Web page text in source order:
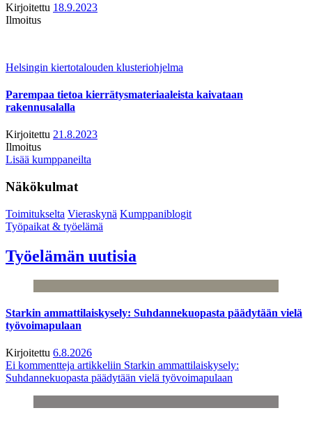
Kirjoitettu 18.9.2023
Ilmoitus
Helsingin kiertotalouden klusteriohjelma
Parempaa tietoa kierrätysmateriaaleista kaivataan
rakennusalalla
Kirjoitettu 21.8.2023
Ilmoitus
Lisää kumppaneilta
Näkökulmat
Toimitukselta Vieraskynä Kumppaniblogit
Työpaikat & työelämä
Työelämän uutisia
Starkin ammattilaiskysely: Suhdannekuopasta päädytään vielä
työvoimapulaan
Kirjoitettu 6.8.2026
Ei kommentteja artikkeliin Starkin ammattilaiskysely:
Suhdannekuopasta päädytään vielä työvoimapulaan